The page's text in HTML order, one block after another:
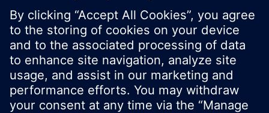
© Siemens Schweiz AG 2017